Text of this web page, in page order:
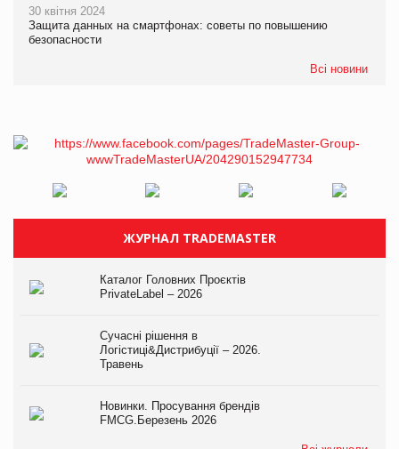
30 квітня 2024
Защита данных на смартфонах: советы по повышению
безопасности
Всі новини
ЖУРНАЛ TRADEMASTER
Каталог Головних Проєктів
PrivateLabel – 2026
Сучасні рішення в
Логістиці&Дистрибуції – 2026.
Травень
Новинки. Просування брендів
FMCG.Березень 2026